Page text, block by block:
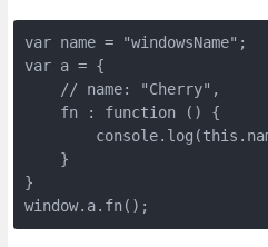
var name = "windowsName";
var a = {
    // name: "Cherry",
    fn : function () {
    }
}
window.a.fn();